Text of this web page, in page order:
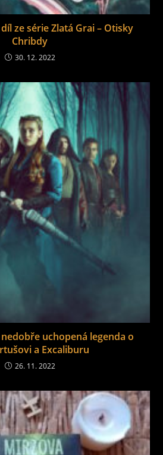
ze série Zlatá Grai – Otisky
Chribdy
30. 12. 2022
uchopená legenda o
a Excaliburu
26. 11. 2022